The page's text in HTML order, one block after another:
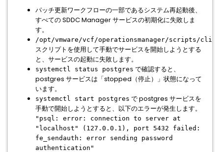
パッチ更新ワークフローの一部であるシステム再起動後、
すべての SDDC Manager サービスの初期化に失敗しま
す。
/opt/vmware/vcf/operationsmanager/scripts/cli/
スクリプトを使用して手動でサービスを開始しようとする
と、サービスの起動に失敗します。
systemctl status postgres で確認すると、
postgres サービスは「stopped（停止）」状態になって
います。
systemctl start postgres で postgres サービスを
手動で開始しようとすると、以下のエラーが発生します。
"psql: error: connection to server at
"localhost" (127.0.0.1), port 5432 failed:
fe_sendauth: error sending password
authentication"